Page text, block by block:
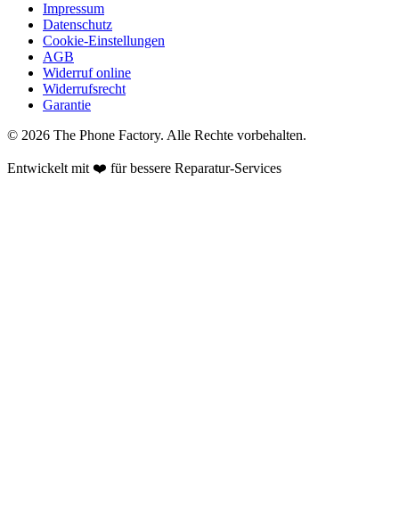
Impressum
Datenschutz
Cookie-Einstellungen
AGB
Widerruf online
Widerrufsrecht
Garantie
© 2026 The Phone Factory. Alle Rechte vorbehalten.
Entwickelt mit ❤️ für bessere Reparatur-Services